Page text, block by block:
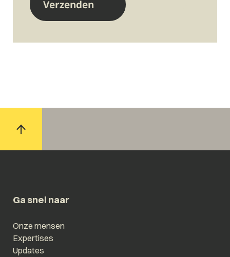
Ga snel naar
Onze mensen
Expertises
Updates